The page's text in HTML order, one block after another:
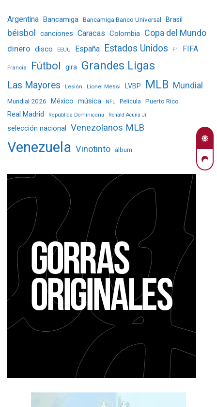
Argentina Bancamiga Bancamiga Banco Universal Brasil
béisbol canciones Caracas Colombia Copa del Mundo
dinero disco EEUU España Estados Unidos F1 FIFA
Francia Fútbol gira Grandes Ligas
Las Mayores Lesión Lionel Messi LVBP MLB Mundial
Mundial 2026 México música NFL Película Puerto Rico
Real Madrid República Dominicana Ronald Acuña Jr.
selección nacional Venezolanos MLB
Venezuela Vinotinto álbum